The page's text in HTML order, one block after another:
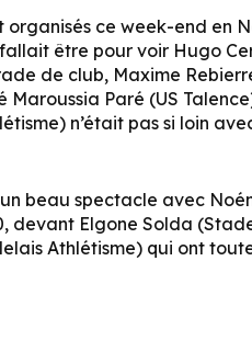
ce week-end en
être pour voir Hugo
de club, Maxime
Paré (US Talence)
n’était pas si loin
beau spectacle avec
devant Elgone Solda
Athlétisme) qui ont